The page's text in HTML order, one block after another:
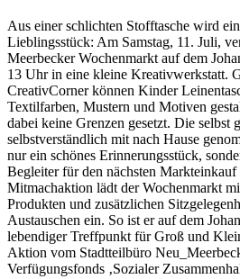
Aus einer schlichten Stofftasche wird
Lieblingsstück: Am Samstag, 11. Juli,
Meerbecker Wochenmarkt auf dem
13 Uhr in eine kleine Kreativwerkstatt.
CreativCorner können Kinder
Textilfarben, Mustern und Motiven
dabei keine Grenzen gesetzt. Die selbst
selbstverständlich mit nach Hause
nur ein schönes Erinnerungsstück,
Begleiter für den nächsten
Mitmachaktion lädt der Wochenmarkt
Produkten und zusätzlichen
Austauschen ein. So ist er auf dem
lebendiger Treffpunkt für Groß und
Aktion vom Stadtteilbüro
Verfügungsfonds ‚Sozialer